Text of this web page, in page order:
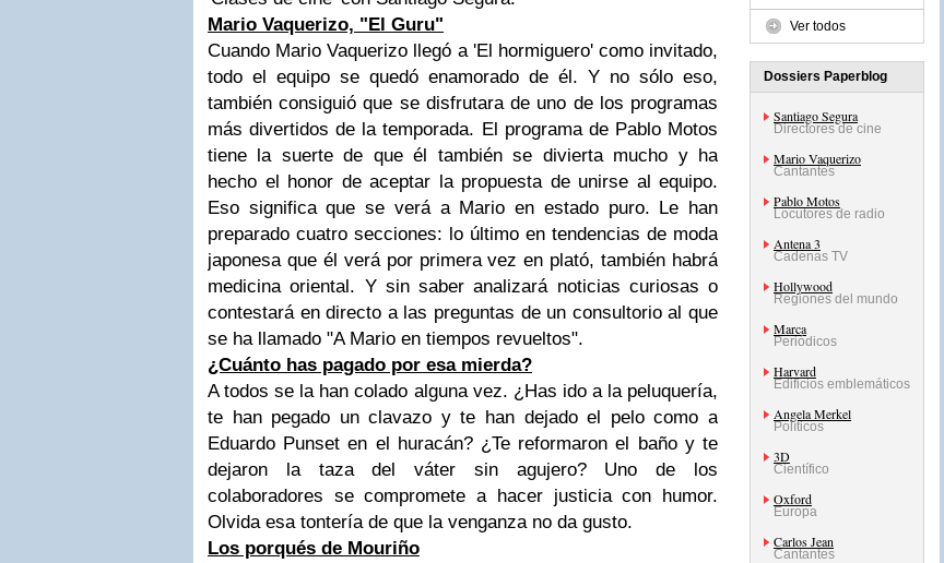
Mario Vaquerizo, "El Guru"
Cuando Mario Vaquerizo llegó a 'El hormiguero' como invitado,
todo el equipo se quedó enamorado de él. Y no sólo eso,
también consiguió que se disfrutara de uno de los programas
más divertidos de la temporada. El programa de Pablo Motos
tiene la suerte de que él también se divierta mucho y ha
hecho el honor de aceptar la propuesta de unirse al equipo.
Eso significa que se verá a Mario en estado puro. Le han
preparado cuatro secciones: lo último en tendencias de moda
japonesa que él verá por primera vez en plató, también habrá
medicina oriental. Y sin saber analizará noticias curiosas o
contestará en directo a las preguntas de un consultorio al que
se ha llamado "A Mario en tiempos revueltos".
¿Cuánto has pagado por esa mierda?
A todos se la han colado alguna vez. ¿Has ido a la peluquería,
te han pegado un clavazo y te han dejado el pelo como a
Eduardo Punset en el huracán? ¿Te reformaron el baño y te
dejaron la taza del váter sin agujero? Uno de los
colaboradores se compromete a hacer justicia con humor.
Olvida esa tontería de que la venganza no da gusto.
Los porqués de Mouriño
Ver todos
Dossiers Paperblog
Santiago Segura
Directores de cine
Mario Vaquerizo
Cantantes
Pablo Motos
Locutores de radio
Antena 3
Cadenas TV
Hollywood
Regiones del mundo
Marca
Periódicos
Harvard
Edificios emblemáticos
Angela Merkel
Políticos
3D
Científico
Oxford
Europa
Carlos Jean
Cantantes